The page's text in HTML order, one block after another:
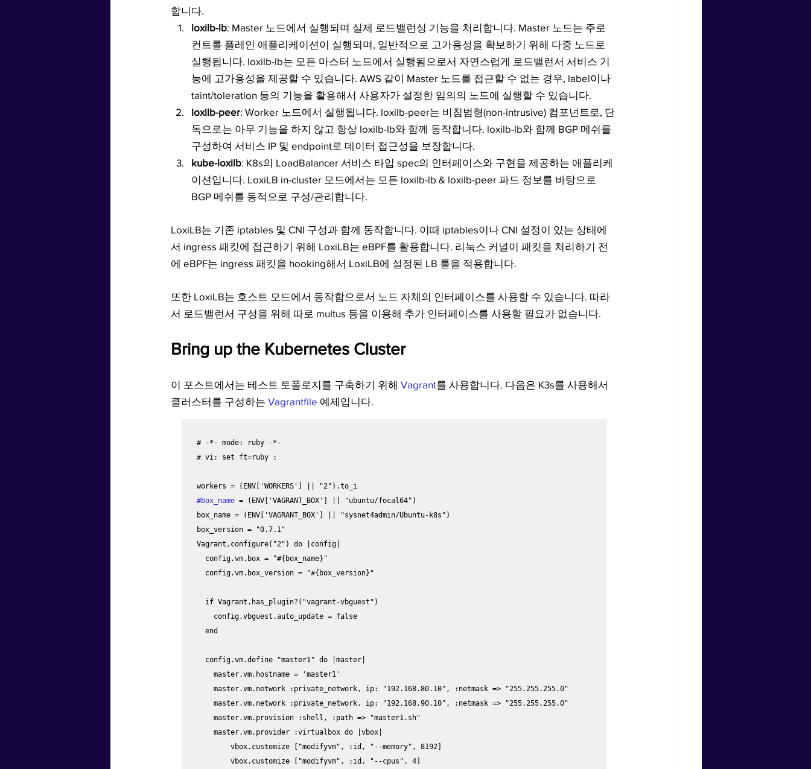
합니다.
loxilb-lb: Master 노드에서 실행되며 실제 로드밸런싱 기능을 처리합니다. Master 노드는 주로
컨트롤 플레인 애플리케이션이 실행되며, 일반적으로 고가용성을 확보하기 위해 다중 노드로
실행됩니다. loxilb-lb는 모든 마스터 노드에서 실행됨으로서 자연스럽게 로드밸런서 서비스 기
능에 고가용성을 제공할 수 있습니다. AWS 같이 Master 노드를 접근할 수 없는 경우, label이나
taint/toleration 등의 기능을 활용해서 사용자가 설정한 임의의 노드에 실행할 수 있습니다.
loxilb-peer: Worker 노드에서 실행됩니다. loxilb-peer는 비침범형(non-intrusive) 컴포넌트로, 단
독으로는 아무 기능을 하지 않고 항상 loxilb-lb와 함께 동작합니다. loxilb-lb와 함께 BGP 메쉬를
구성하여 서비스 IP 및 endpoint로 데이터 접근성을 보장합니다.
kube-loxilb: K8s의 LoadBalancer 서비스 타입 spec의 인터페이스와 구현을 제공하는 애플리케
이션입니다. LoxiLB in-cluster 모드에서는 모든 loxilb-lb & loxilb-peer 파드 정보를 바탕으로
BGP 메쉬를 동적으로 구성/관리합니다.
LoxiLB는 기존 iptables 및 CNI 구성과 함께 동작합니다. 이때 iptables이나 CNI 설정이 있는 상태에
서 ingress 패킷에 접근하기 위해 LoxiLB는 eBPF를 활용합니다. 리눅스 커널이 패킷을 처리하기 전
에 eBPF는 ingress 패킷을 hooking해서 LoxiLB에 설정된 LB 룰을 적용합니다.
또한 LoxiLB는 호스트 모드에서 동작함으로서 노드 자체의 인터페이스를 사용할 수 있습니다. 따라
서 로드밸런서 구성을 위해 따로 multus 등을 이용해 추가 인터페이스를 사용할 필요가 없습니다.
Bring up the Kubernetes Cluster
이 포스트에서는 테스트 토폴로지를 구축하기 위해 Vagrant를 사용합니다. 다음은 K3s를 사용해서
클러스터를 구성하는 Vagrantfile 예제입니다.
# -*- mode: ruby -*-
# vi: set ft=ruby :
#box_name = (ENV['VAGRANT_BOX'] || "ubuntu/focal64")
box_name = (ENV['VAGRANT_BOX'] || "sysnet4admin/Ubuntu-k8s")
box_version = "0.7.1"
Vagrant.configure("2") do |config|